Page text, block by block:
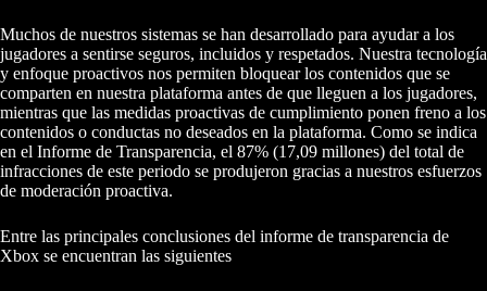
Muchos de nuestros sistemas se han desarrollado para ayudar a los
jugadores a sentirse seguros, incluidos y respetados. Nuestra tecnología
y enfoque proactivos nos permiten bloquear los contenidos que se
comparten en nuestra plataforma antes de que lleguen a los jugadores,
mientras que las medidas proactivas de cumplimiento ponen freno a los
contenidos o conductas no deseados en la plataforma. Como se indica
en el Informe de Transparencia, el 87% (17,09 millones) del total de
infracciones de este periodo se produjeron gracias a nuestros esfuerzos
de moderación proactiva.
Entre las principales conclusiones del informe de transparencia de
Xbox se encuentran las siguientes